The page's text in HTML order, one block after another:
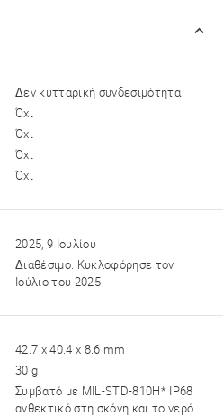
Δεν κυτταρική συνδεσιμότητα
Όχι
Όχι
Όχι
Όχι
2025, 9 Ιουλίου
Διαθέσιμο. Κυκλοφόρησε τον
Ιούλιο του 2025
42.7 x 40.4 x 8.6 mm
30 g
Συμβατό με MIL-STD-810H* IP68
ανθεκτικό στη σκόνη και το νερό